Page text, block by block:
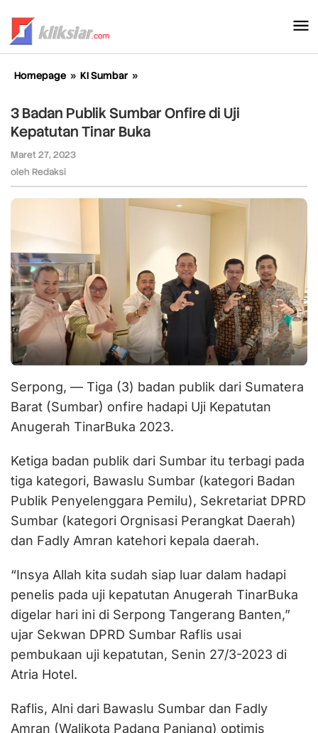
konten
Homepage » KI Sumbar »
Publik
Sumbar
Onfire
Tinar
Buka
3 Badan Publik Sumbar Onfire di Uji
Kepatutan Tinar Buka
Maret 27, 2023
oleh Redaksi
Serpong, — Tiga (3) badan publik dari Sumatera
Barat (Sumbar) onfire hadapi Uji Kepatutan
Anugerah TinarBuka 2023.
Ketiga badan publik dari Sumbar itu terbagi pada
tiga kategori, Bawaslu Sumbar (kategori Badan
Publik Penyelenggara Pemilu), Sekretariat DPRD
Sumbar (kategori Orgnisasi Perangkat Daerah)
dan Fadly Amran katehori kepala daerah.
“Insya Allah kita sudah siap luar dalam hadapi
penelis pada uji kepatutan Anugerah TinarBuka
digelar hari ini di Serpong Tangerang Banten,”
ujar Sekwan DPRD Sumbar Raflis usai
pembukaan uji kepatutan, Senin 27/3-2023 di
Atria Hotel.
Raflis, Alni dari Bawaslu Sumbar dan Fadly
Amran (Walikota Padang Panjang) optimis